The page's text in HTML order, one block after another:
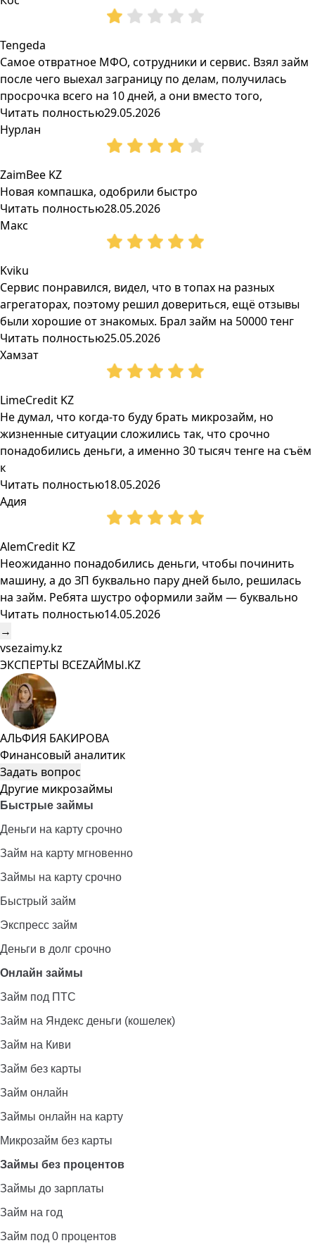
Tengeda
Самое отвратное МФО, сотрудники и сервис. Взял займ
после чего выехал заграницу по делам, получилась
просрочка всего на 10 дней, а они вместо того,
Читать полностью29.05.2026
Нурлан
ZaimBee KZ
Новая компашка, одобрили быстро
Читать полностью28.05.2026
Макс
Kviku
Сервис понравился, видел, что в топах на разных
агрегаторах, поэтому решил довериться, ещё отзывы
были хорошие от знакомых. Брал займ на 50000 тенг
Читать полностью25.05.2026
Хамзат
LimeCredit KZ
Не думал, что когда-то буду брать микрозайм, но
жизненные ситуации сложились так, что срочно
понадобились деньги, а именно 30 тысяч тенге на съём
к
Читать полностью18.05.2026
Адия
AlemCredit KZ
Неожиданно понадобились деньги, чтобы починить
машину, а до ЗП буквально пару дней было, решилась
на займ. Ребята шустро оформили займ — буквально
Читать полностью14.05.2026
→
vsezaimy.kz
ЭКСПЕРТЫ ВСЕZAЙМЫ.KZ
АЛЬФИЯ БАКИРОВА
Финансовый аналитик
Задать вопрос
Другие микрозаймы
Быстрые займы
Деньги на карту срочно
Займ на карту мгновенно
Займы на карту срочно
Быстрый займ
Экспресс займ
Деньги в долг срочно
Онлайн займы
Займ под ПТС
Займ на Яндекс деньги (кошелек)
Займ на Киви
Займ без карты
Займ онлайн
Займы онлайн на карту
Микрозайм без карты
Займы без процентов
Займы до зарплаты
Займ на год
Займ под 0 процентов